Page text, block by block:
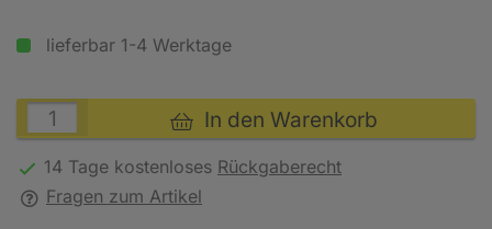
lieferbar 1-4 Werktage
In den Warenkorb
14 Tage kostenloses Rückgaberecht
Fragen zum Artikel